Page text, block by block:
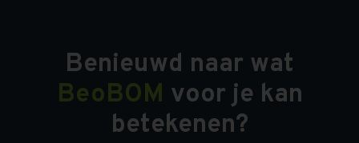
Benieuwd naar wat
BeoBOM voor je kan
betekenen?